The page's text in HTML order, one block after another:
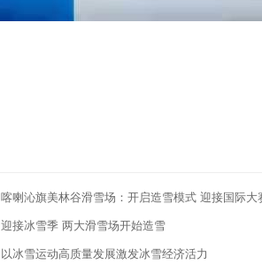
喀喇沁旗美林谷滑雪场：开启造雪模式 迎接国际大
迎接冰雪季 两大滑雪场开始造雪
以冰雪运动高质量发展激发冰雪经济活力